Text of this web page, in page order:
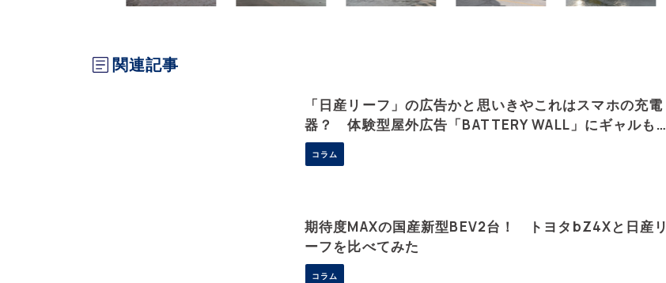
関連記事
「日産リーフ」の広告かと思いきやこれはスマホの充電
器？ 体験型屋外広告「BATTERY WALL」にギャルもび
っくり
コラム
期待度MAXの国産新型BEV2台！ トヨタbZ4Xと日産リ
ーフを比べてみた
コラム